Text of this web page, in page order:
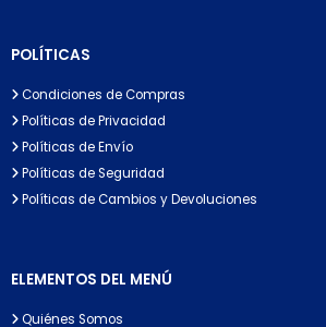
POLÍTICAS
Condiciones de Compras
Políticas de Privacidad
Políticas de Envío
Políticas de Seguridad
Políticas de Cambios y Devoluciones
ELEMENTOS DEL MENÚ
Quiénes Somos